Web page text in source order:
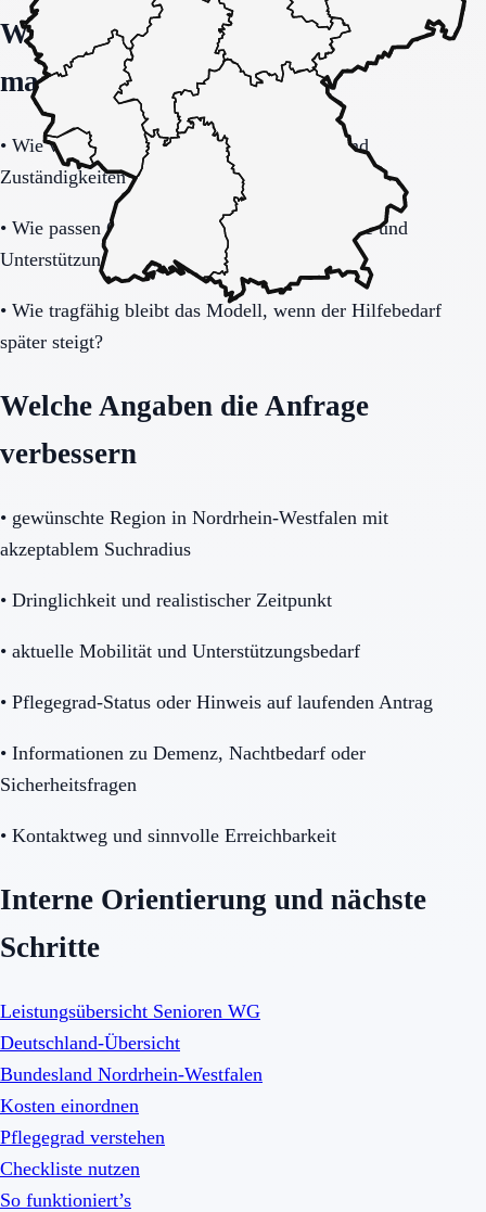
Welche Fragen den Unterschied
machen
• Wie verbindlich sind Betreuung, Präsenz und
Zuständigkeiten im Alltag geregelt?
• Wie passen Gemeinschaftsleben, Privatsphäre und
Unterstützungsbedarf zusammen?
• Wie tragfähig bleibt das Modell, wenn der Hilfebedarf
später steigt?
Welche Angaben die Anfrage
verbessern
• gewünschte Region in Nordrhein-Westfalen mit
akzeptablem Suchradius
• Dringlichkeit und realistischer Zeitpunkt
• aktuelle Mobilität und Unterstützungsbedarf
• Pflegegrad-Status oder Hinweis auf laufenden Antrag
• Informationen zu Demenz, Nachtbedarf oder
Sicherheitsfragen
• Kontaktweg und sinnvolle Erreichbarkeit
Interne Orientierung und nächste
Schritte
Leistungsübersicht Senioren WG
Deutschland-Übersicht
Bundesland Nordrhein-Westfalen
Kosten einordnen
Pflegegrad verstehen
Checkliste nutzen
So funktioniert’s